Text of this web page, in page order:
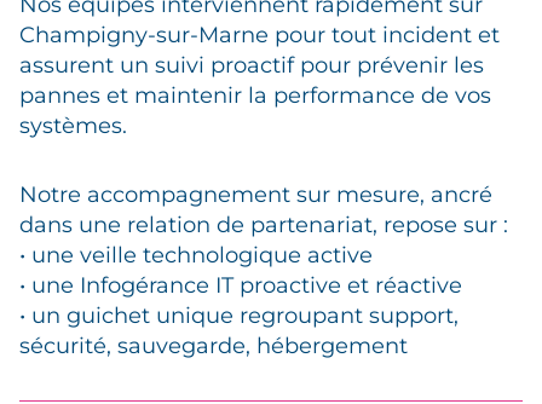
Champigny-sur-Marne pour tout incident et
assurent un suivi proactif pour prévenir les
pannes et maintenir la performance de vos
systèmes.
Notre accompagnement sur mesure, ancré
dans une relation de partenariat, repose sur :
• une veille technologique active
• une Infogérance IT proactive et réactive
• un guichet unique regroupant support,
sécurité, sauvegarde, hébergement